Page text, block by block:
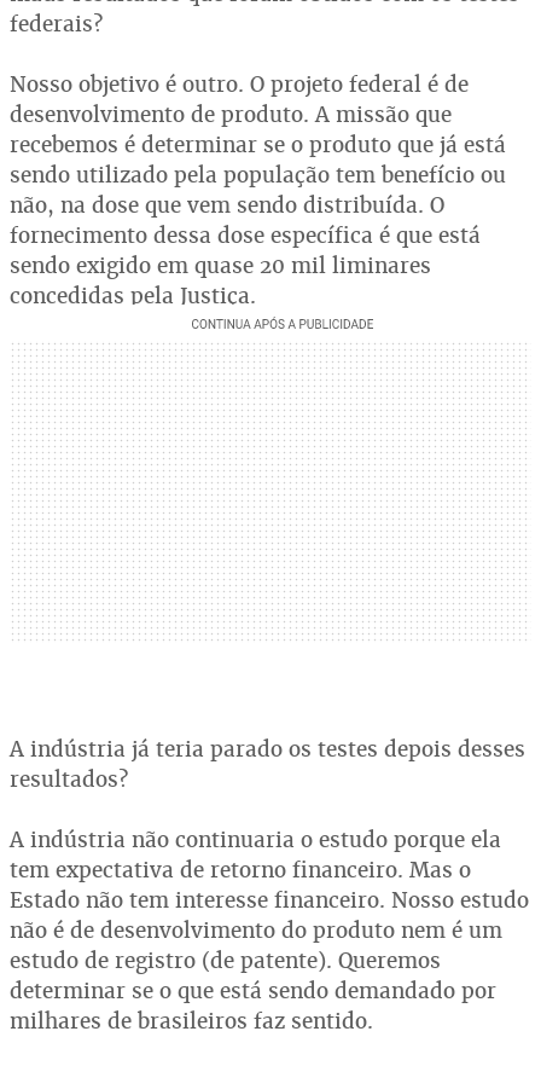
federais?
Nosso objetivo é outro. O projeto federal é de
desenvolvimento de produto. A missão que
recebemos é determinar se o produto que já está
sendo utilizado pela população tem benefício ou
não, na dose que vem sendo distribuída. O
fornecimento dessa dose específica é que está
sendo exigido em quase 20 mil liminares
concedidas pela Justiça.
A indústria já teria parado os testes depois desses
resultados?
A indústria não continuaria o estudo porque ela
tem expectativa de retorno financeiro. Mas o
Estado não tem interesse financeiro. Nosso estudo
não é de desenvolvimento do produto nem é um
estudo de registro (de patente). Queremos
determinar se o que está sendo demandado por
milhares de brasileiros faz sentido.